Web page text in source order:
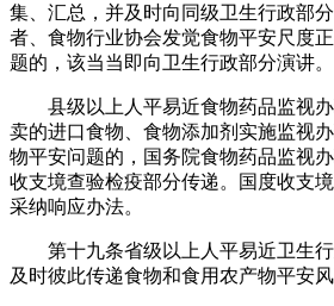
集、汇总，并及时向同级卫生行政部
者、食物行业协会发觉食物平安尺度
题的，该当当即向卫生行政部分演讲。
县级以上人平易近食物药品监视办
卖的进口食物、食物添加剂实施监视
物平安问题的，国务院食物药品监视
收支境查验检疫部分传递。国度收支
采纳响应办法。
第十九条省级以上人平易近卫生行
及时彼此传递食物和食用农产物平安风